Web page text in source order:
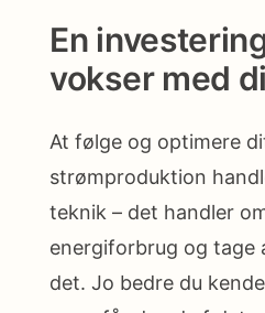
En
vokser med
At følge og optimere
strømproduktion
teknik – det handler
energiforbrug og tage
det. Jo bedre du